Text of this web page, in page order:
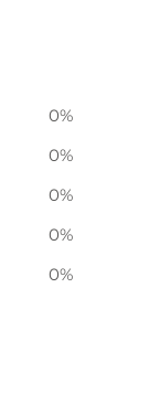
0%
0%
0%
0%
0%